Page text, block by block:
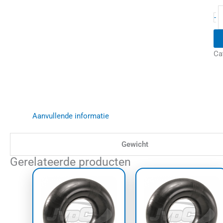
-
Aanvullende informatie
Gewicht
Gerelateerde producten